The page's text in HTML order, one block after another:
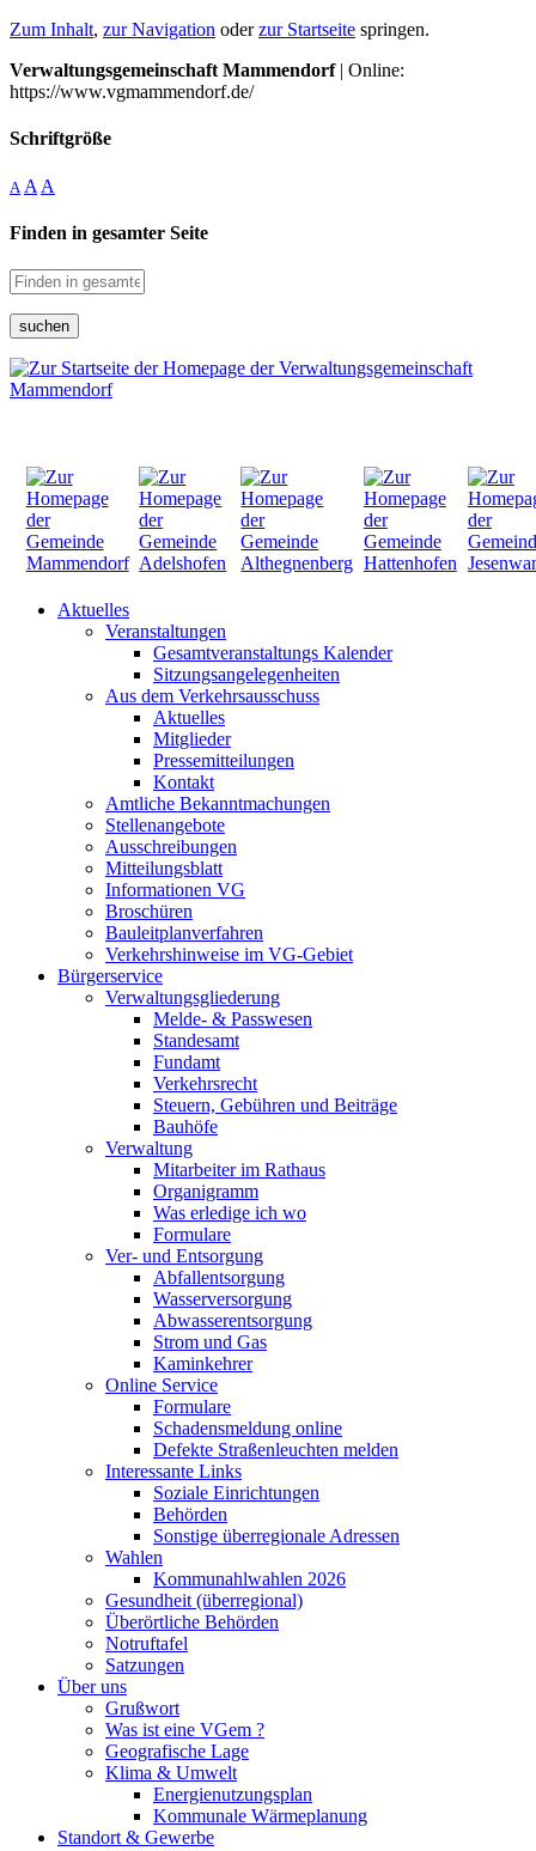
Zum Inhalt, zur Navigation oderzur Startseite springen.
Verwaltungsgemeinschaft Mammendorf| Online:
https://www.vgmammendorf.de/
Schriftgröße
A A A
Finden in gesamter Seite
suchen
Aktuelles
Veranstaltungen
Gesamtveranstaltungs Kalender
Sitzungsangelegenheiten
Aus dem Verkehrsausschuss
Aktuelles
Mitglieder
Pressemitteilungen
Kontakt
Amtliche Bekanntmachungen
Stellenangebote
Ausschreibungen
Mitteilungsblatt
Informationen VG
Broschüren
Bauleitplanverfahren
Verkehrshinweise im VG-Gebiet
Bürgerservice
Verwaltungsgliederung
Melde- & Passwesen
Standesamt
Fundamt
Verkehrsrecht
Steuern, Gebühren und Beiträge
Bauhöfe
Verwaltung
Mitarbeiter im Rathaus
Organigramm
Was erledige ich wo
Formulare
Ver- und Entsorgung
Abfallentsorgung
Wasserversorgung
Abwasserentsorgung
Strom und Gas
Kaminkehrer
Online Service
Formulare
Schadensmeldung online
Defekte Straßenleuchten melden
Interessante Links
Soziale Einrichtungen
Behörden
Sonstige überregionale Adressen
Wahlen
Kommunahlwahlen 2026
Gesundheit (überregional)
Überörtliche Behörden
Notruftafel
Satzungen
Über uns
Grußwort
Was ist eine VGem ?
Geografische Lage
Klima & Umwelt
Energienutzungsplan
Kommunale Wärmeplanung
Standort & Gewerbe